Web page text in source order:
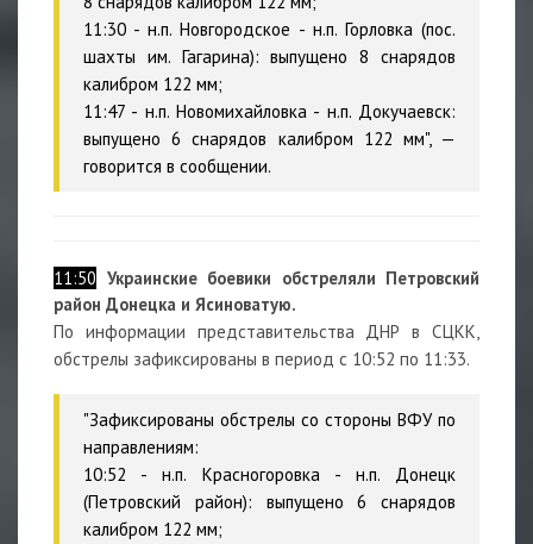
11:30 - н.п. Новгородское - н.п. Горловка (пос.
шахты им. Гагарина): выпущено 8 снарядов
калибром 122 мм;
11:47 - н.п. Новомихайловка - н.п. Докучаевск:
выпущено 6 снарядов калибром 122 мм", —
говорится в сообщении.
11:50 Украинские боевики обстреляли Петровский
район Донецка и Ясиноватую.
По информации представительства ДНР в СЦКК,
обстрелы зафиксированы в период с 10:52 по 11:33.
"Зафиксированы обстрелы со стороны ВФУ по
направлениям:
10:52 - н.п. Красногоровка - н.п. Донецк
(Петровский район): выпущено 6 снарядов
калибром 122 мм;